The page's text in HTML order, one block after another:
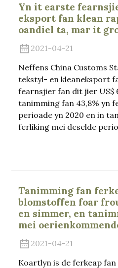
Yn it earste
eksport fan klean
oandiel ta, mar it
2021-04-21
Neffens China Customs
tekstyl- en kleaneksport
fearnsjier fan dit jier US$
tanimming fan 43,8% yn
perioade yn 2020 en in
ferliking mei deselde
Tanimming fan
blomstoffen foar
en simmer, en
mei
2021-04-21
Koartlyn is de ferkeap